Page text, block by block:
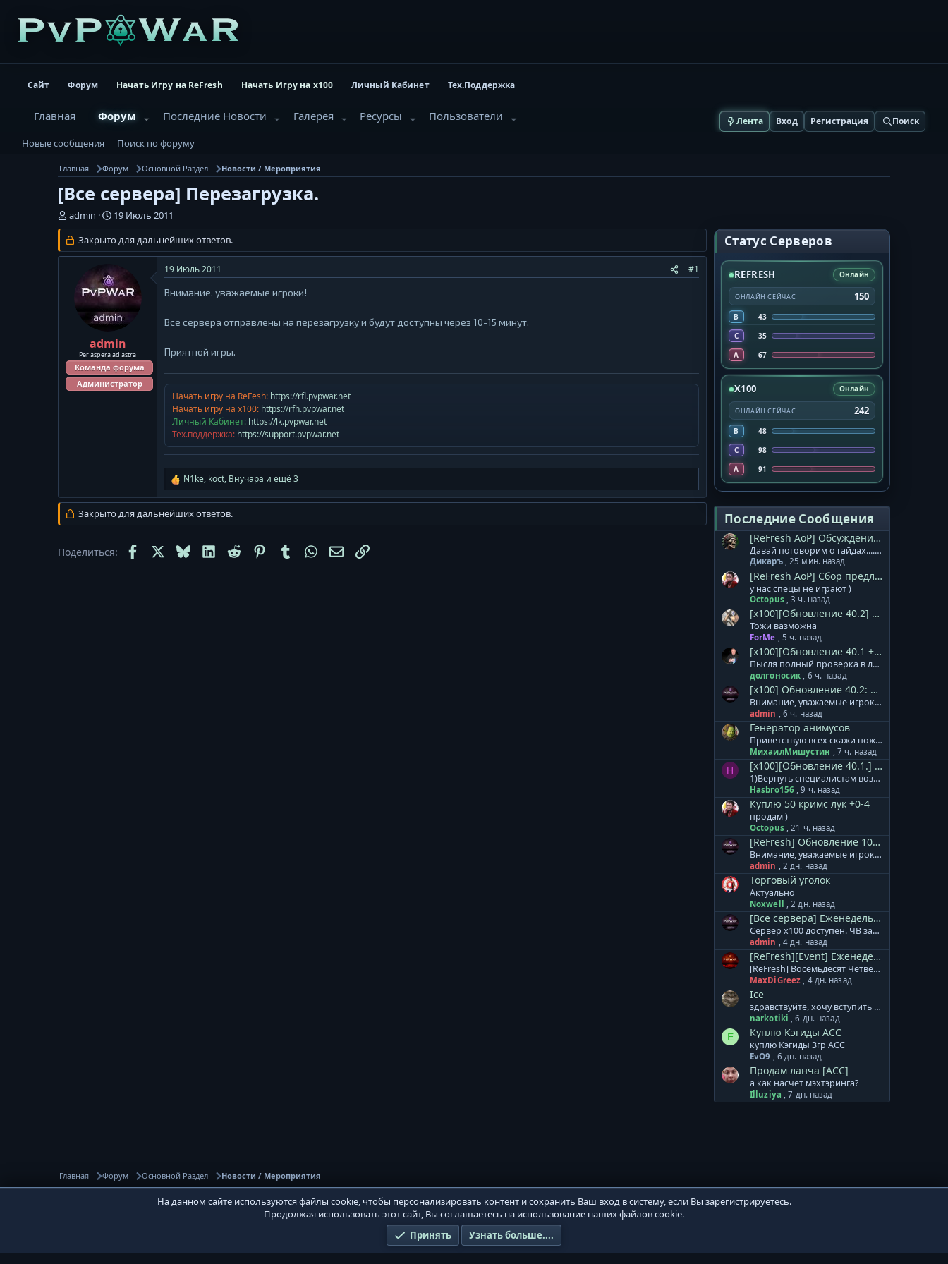
Сайт Форум Начать Игру на ReFresh Начать Игру на x100 Личный Кабинет Тех.Поддержка
Главная Форум Последние Новости Галерея Ресурсы Пользователи Лента Вход Регистрация Поиск
Новые сообщения Поиск по форуму
Главная Форум Основной Раздел Новости / Мероприятия
[Все сервера] Перезагрузка.
А
в
т
о
м
admin
Д
а
т
а
а
ч
а
л
а
19 Июль 2011
Закрыто для дальнейших ответов.
admin
Per aspera ad astra
Команда форума
Администратор
19 Июль 2011
#1
Внимание, уважаемые игроки!
Все сервера отправлены на перезагрузку и будут доступны через 10-15 минут.
Приятной игры.
Начать игру на ReFesh: https://rfl.pvpwar.net
Начать игру на x100: https://rfh.pvpwar.net
Личный Кабинет: https://lk.pvpwar.net
Тех.поддержка: https://support.pvpwar.net
Р
е
а
к
N1ke, koct, Внучара и ещё 3
Закрыто для дальнейших ответов.
Поделиться: Facebook BlueskyLinkedIn
Reddit PinterestTumblrWhatsAppЭлектронная почта
Ссылка
Статус Серверов
REFRESH Онлайн
ОНЛАЙН СЕЙЧАС 150
B
43
C
35
A
67
X100 Онлайн
ОНЛАЙН СЕЙЧАС 242
B
48
C
98
A
91
Последние Сообщения
[ReFresh AoP] Обсуждение обновления.
Давай поговорим о гайдах..... Распишу, как драться против мяв. 1 пати 2 храмовника, 1 оф танк, на каждого бб или по мт или по технарю, 7 минер 8 рес. 2 пати весь дд, все кто есть лучники, пастухи, обязательно реса в пати. Не буду расписывать линейку дебаффов и ассиста, себе минус сделаю. Как пример распишу 1 пати. Танк заходит первым, в руках однорук на деф, 2 оружие однорук посох, 1 линейка дебафов его. 2 храма работают по ассисту на который указывает минер, который сняв мины на барах в проходе, пробегает вперед, храны двигаются по команде прикрепивших за танка, максимально выйти в мяв, мт сзади заходят следом, чистя и хиля ббшников чтоб они дошли до машин, турки по кд как мины сруться на заход, минер также тока минами на отступление и под мяв. 2 пати работает по ассисту, 2 и 3 линейка дебаффов вся их. С таким темплейем, едва ли мы сможем Вам дать конкуренцию с понерфеными мявами составить, думаешь им так просто сплеш дают, потому что вы ноете.... Нас нерфят.... Вот ты собири 2 пати, отыграй против 2х пати, и если мы пройдем сквозь вас как нож через масло, тогда и приходи на форум и ной, а под каждого донатера подстраиваться надоело!
Дикаръ ,25 мин. назад
[ReFresh AoP] Сбор предложений.
у нас спецы не играют )
Octopus ,3 ч. назад
[x100][Обновление 40.2] Обсуждение обновления.
Тожи вазможна
ForMe 5 ч. назад
[x100][Обновление 40.1 + 40.2] Сбор ошибок и проблем.
Пысля полный проверка в лончере слетает антилаг в егре При етом галка в лончер остаеца
долгоносик 6 ч. назад
[x100] Обновление 40.2: Новое Начало.
Внимание, уважаемые игроки! На сервер x100 установлено мини-дополнение к обновлению 40.2. + Обновлены формулы расчета и коэффициенты для расчета урона и защиты генераторов Animus/MAU. Теперь влияние оказывают в том числе и сеттовые бонусы, при их наличии/активации. Тестирование полного обновления для сервера х100 продолжается. Обновление будет установлено в понедельник, 10 августа. Приносим извинения за задержку. База знаний сервера х100 - ссылка. Готовый клиент игры для сервера x100: Клиент на | Клиент на | Клиент на | Клиент на нашем сервере
admin 6 ч. назад
Генератор анимусов
Приветствую всех скажи пожалуйста генератор анимусов точиться модиками 1-3невежи до+3 я уже штук 30 этих модиков потратил макс до +2
МихаилМишустин 7 ч. назад
H [x100][Обновление 40.1.] Предложения и пожелания.
1)Вернуть специалистам возможность восстанавливать доп.деф. 2)Уменьшить откат ВВ. 3) исправить Анимусы, после смерти хозяина, Изида продолжает наносить урон. 4) выделение по ТАВ, убрать возможность выделять анимусов по ТАВ, очень мешает.
Hasbro156 ,9 ч. назад
Куплю 50 кримс лук +0-4
продам )
Octopus 21 ч. назад
[ReFresh] Обновление 10.1: Age of Patrons.
Внимание, уважаемые игроки! На сервер ReFresh установлено дополнение к обновлению. В него вошло: + Специалистам расы Акретия теперь доступны новые гранатометы. Леон, Реликт, Кримсон. + Изменен тип атаки МАУ. Скиталец - одиночная атака, Зодчий - массовая атака. + Скорректированы награды и количество монстров в Cash версиях кампаний. Месть Аборигенов, Война за Элан, Эльфийский Переполох. + Массовое ослабление монстров в Землях Эльфов по группам. + Увеличен урон турелей 65 уровня. + Локационные квесты Этера перенесены к одному npc в центр локации. + Все оружие Леона выведено в отдельные модели, добавлены свечения для уникального внешнего вида. База знаний сервера ReFresh - ссылка. Готовый клиент игры для сервера ReFresh: Клиент на | Клиент на | Клиент на | Клиент на нашем сервере
admin 2 дн. назад
Торговый уголок
Актуально
Noxwell 2 дн. назад
[Все сервера] Еженедельные профилактические работы.
Сервер x100 доступен. ЧВ запущено.
admin 4 дн. назад
[ReFresh][Event] Еженедельная Лотерея
[ReFresh] Восемьдесят Четвертый Розыгрыш Восемьдесят Четвертый розыгрыш произойдет 10.08.2026, среди всех участников будет разыграно: 3000 Очков Кампаний или [Кристалл Восстановления] 2000 Ивентовых Очков или [Кристалл Восстановления] 2000 Ивентовых Очков или [Кристалл Восстановления] ДДД бижутерия на выбор или [Кристалл Восстановления] ДДД бижутерия на выбор или [Кристалл Восстановления] ДДД бижутерия на выбор или [Кристалл Восстановления] [Тип-С] Хрупкий Мод.Невежества [4-6] или [Кристалл Восстановления] [Тип-С] Хрупкий Мод.Невежества [4-6] или [Кристалл Восстановления] [Тип-С] Хрупкий Мод.Невежества [4-6] или [Кристалл Восстановления] Cash Валюта 1250 GP Cash Валюта 1000 GP Cash Валюта 750 GP Дополнение к лотерее: + Ограничений по количеству билетов для аккаунта и/или персонажа - НЕТ. Все билеты участвуют в розыгрыше. + Перенос на другой аккаунт не осуществляется! + Выигранный приз НЕОБХОДИМО забрать в течение 7 дней. И помните, чем больше билетов, тем БОЛЬШЕ ШАНСОВ НА ПОБЕДУ!
MaxDiGreez 4 дн. назад
Ice
здравствуйте, хочу вступить в клан от меня: онлайн 1.5 часа на пб от вас: лампа атаки
narkotiki ,6 дн. назад
E Куплю Кэгиды АСС
куплю Кэгиды 3гр АСС
EvO9 6 дн. назад
Продам ланча [ACC]
а как насчет мэхтэринга?
Illuziya ,7 дн. назад
Главная Форум Основной Раздел Новости / Мероприятия
Условия и правила Политика конфиденциальности
Community platform by XenForo® © 2010-2026 XenForo Ltd. Игровой сервер PvPWaR. Design by novice321.
На данном сайте используются файлы cookie, чтобы персонализировать контент и сохранить Ваш вход в систему, если Вы зарегистрируетесь.
Продолжая использовать этот сайт, Вы соглашаетесь на использование наших файлов cookie.
Принять
Узнать больше....